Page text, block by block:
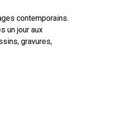
contemporains.
un jour aux
gravures,